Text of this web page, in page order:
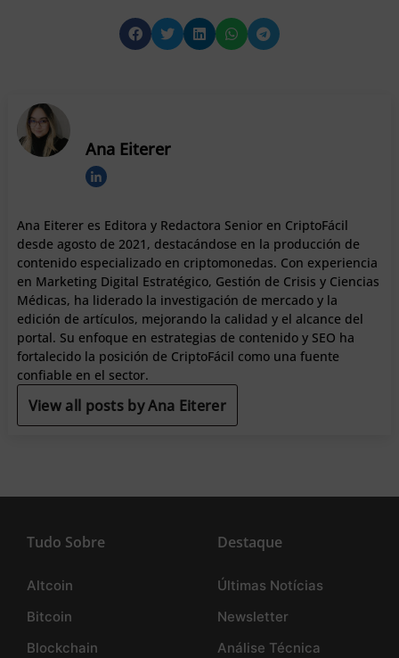
Ana Eiterer
Ana Eiterer es Editora y Redactora Senior en CriptoFácil
desde agosto de 2021, destacándose en la producción de
contenido especializado en criptomonedas. Con experiencia
en Marketing Digital Estratégico, Gestión de Crisis y Ciencias
Médicas, ha liderado la investigación de mercado y la
edición de artículos, mejorando la calidad y el alcance del
portal. Su enfoque en estrategias de contenido y SEO ha
fortalecido la posición de CriptoFácil como una fuente
confiable en el sector.
View all posts by Ana Eiterer
Tudo Sobre
Altcoin
Bitcoin
Blockchain
Destaque
Últimas Notícias
Newsletter
Análise Técnica